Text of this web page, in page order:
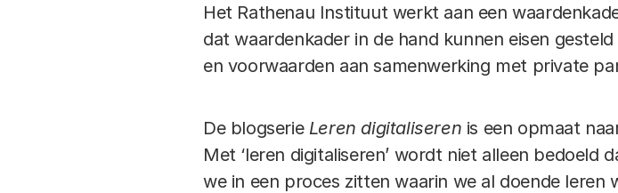
Het Rathenau Instituut werkt aan een
dat waardenkader in de hand kunnen eisen
en voorwaarden aan samenwerking met private
De blogserie Leren digitaliseren is een opmaat
Met ‘leren digitaliseren’ wordt niet alleen
we in een proces zitten waarin we al doende